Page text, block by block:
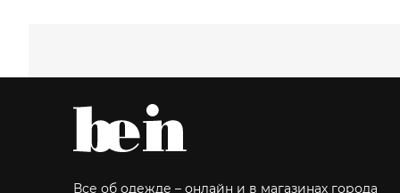
Все об одежде – онлайн и в магазинах города